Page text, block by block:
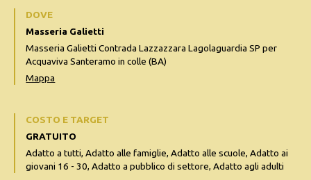
DOVE
Masseria Galietti
Masseria Galietti Contrada Lazzazzara Lagolaguardia SP per
Acquaviva Santeramo in colle (BA)
Mappa
COSTO E TARGET
GRATUITO
Adatto a tutti, Adatto alle famiglie, Adatto alle scuole, Adatto ai
giovani 16 - 30, Adatto a pubblico di settore, Adatto agli adulti